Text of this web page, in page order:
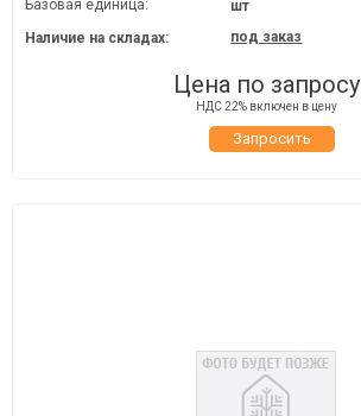
Базовая единица:
шт
Наличие на складах:
под заказ
Цена по запросу
НДС 22% включен в цену
Запросить